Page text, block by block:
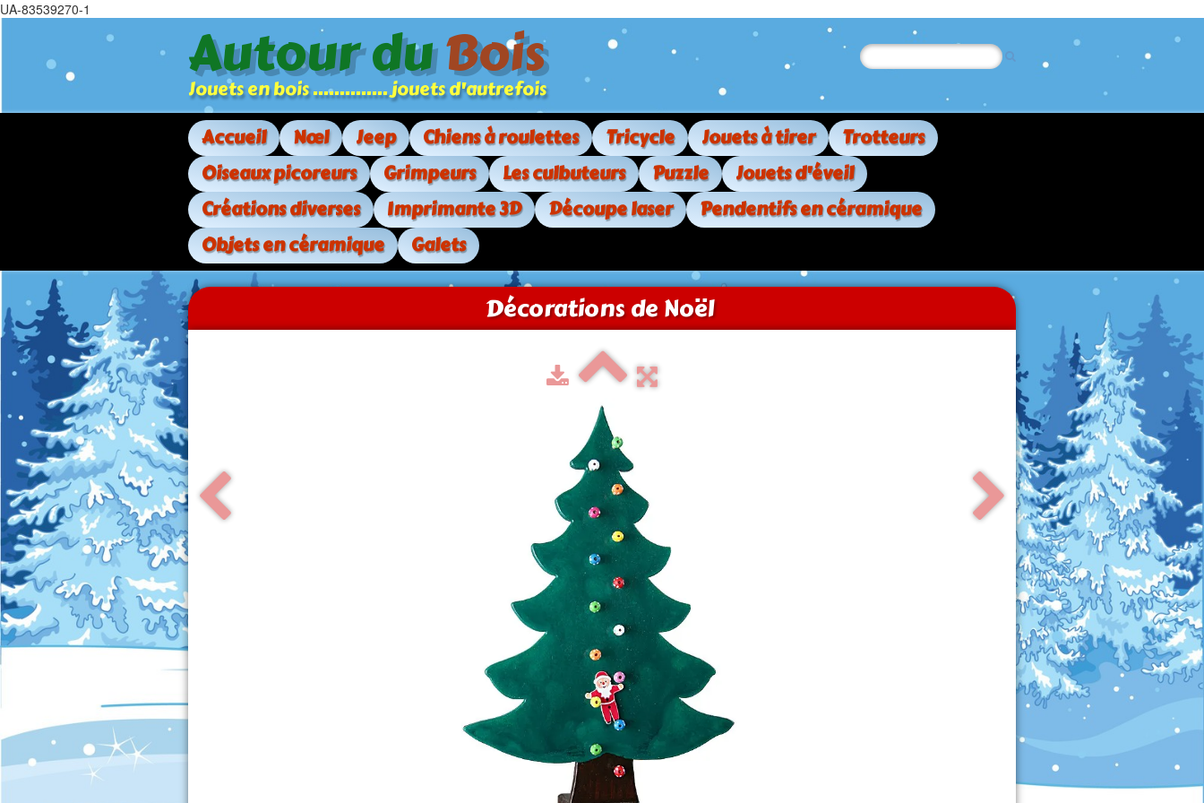
UA-83539270-1
Autour duBois
Jouets en bois .............. jouets d'autrefois
Accueil
Nœl Jeep Chiens à roulettes Tricycle Jouets à tirer
Trotteurs
Oiseaux picoreurs
Grimpeurs Les culbuteurs Puzzle
Jouets d'éveil
Créations diverses
Imprimante 3D Découpe laser
Pendentifs en céramique
Objets en céramique
Galets
Décorations de Noël